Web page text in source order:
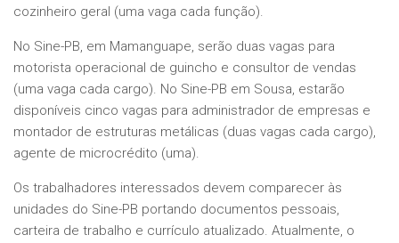
cozinheiro geral (uma vaga cada função).
No Sine-PB, em Mamanguape, serão duas vagas para
motorista operacional de guincho e consultor de vendas
(uma vaga cada cargo). No Sine-PB em Sousa, estarão
disponíveis cinco vagas para administrador de empresas e
montador de estruturas metálicas (duas vagas cada cargo),
agente de microcrédito (uma).
Os trabalhadores interessados devem comparecer às
unidades do Sine-PB portando documentos pessoais,
carteira de trabalho e currículo atualizado. Atualmente, o